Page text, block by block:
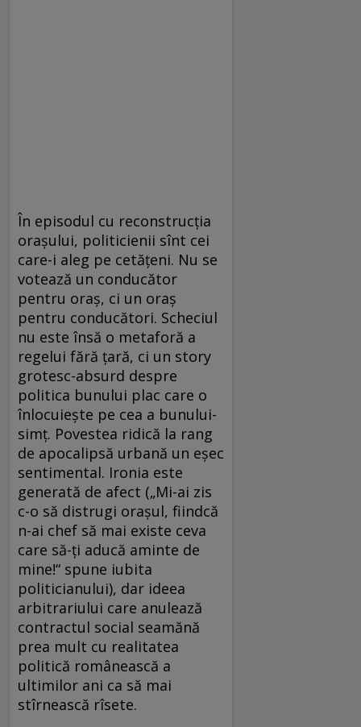
În episodul cu reconstrucţia
oraşului, politicienii sînt cei
care-i aleg pe cetăţeni. Nu se
votează un conducător
pentru oraş, ci un oraş
pentru conducători. Scheciul
nu este însă o metaforă a
regelui fără ţară, ci un story
grotesc-absurd despre
politica bunului plac care o
înlocuieşte pe cea a bunului-
simţ. Povestea ridică la rang
de apocalipsă urbană un eşec
sentimental. Ironia este
generată de afect („Mi-ai zis
c-o să distrugi oraşul, fiindcă
n-ai chef să mai existe ceva
care să-ţi aducă aminte de
mine!“ spune iubita
politicianului), dar ideea
arbitrariului care anulează
contractul social seamănă
prea mult cu realitatea
politică românească a
ultimilor ani ca să mai
stîrnească rîsete.